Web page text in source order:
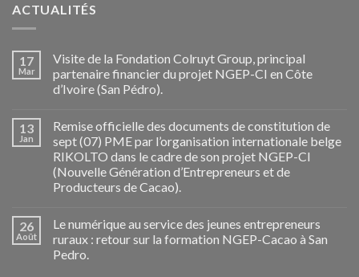
ACTUALITÉS
17
Mar
Visite de la Fondation Colruyt Group, principal
partenaire financier du projet NGEP-CI en Côte
d’Ivoire (San Pédro).
13
Jan
Remise officielle des documents de constitution de
sept (07) PME par l’organisation internationale belge
RIKOLTO dans le cadre de son projet NGEP-CI
(Nouvelle Génération d’Entrepreneurs et de
Producteurs de Cacao).
26
Août
Le numérique au service des jeunes entrepreneurs
ruraux : retour sur la formation NGEP-Cacao à San
Pedro.